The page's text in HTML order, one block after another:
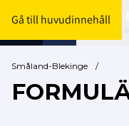
Gå till huvudinnehåll
Småland-Blekinge /